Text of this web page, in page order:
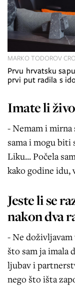
Prvu hrvatsku
prvi put radila s
MARKO TODOROV
Imate li
- Nemam i
sama i mogu biti
Liku... Počela
kako godine
Jeste li se
nakon dva
- Ne doživljavam
što sam ja imala
ljubav i
nego što išta